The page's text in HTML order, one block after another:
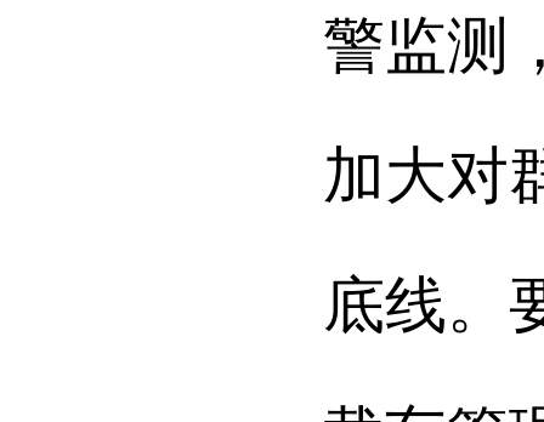
警监测
加大对
底线。